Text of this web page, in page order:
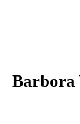
Barbora